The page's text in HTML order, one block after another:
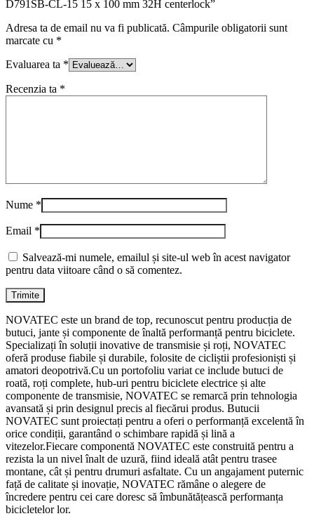
D791SB-CL-15 15 x 100 mm 32H centerlock”
Adresa ta de email nu va fi publicată. Câmpurile obligatorii sunt
marcate cu *
Evaluarea ta *
Recenzia ta *
Nume *
Email *
Salvează-mi numele, emailul și site-ul web în acest navigator
pentru data viitoare când o să comentez.
NOVATEC este un brand de top, recunoscut pentru producția de
butuci, jante și componente de înaltă performanță pentru biciclete.
Specializați în soluții inovative de transmisie și roți, NOVATEC
oferă produse fiabile și durabile, folosite de cicliștii profesioniști și
amatori deopotrivă.Cu un portofoliu variat ce include butuci de
roată, roți complete, hub-uri pentru biciclete electrice și alte
componente de transmisie, NOVATEC se remarcă prin tehnologia
avansată și prin designul precis al fiecărui produs. Butucii
NOVATEC sunt proiectați pentru a oferi o performanță excelentă în
orice condiții, garantând o schimbare rapidă și lină a
vitezelor.Fiecare componentă NOVATEC este construită pentru a
rezista la un nivel înalt de uzură, fiind ideală atât pentru trasee
montane, cât și pentru drumuri asfaltate. Cu un angajament puternic
față de calitate și inovație, NOVATEC rămâne o alegere de
încredere pentru cei care doresc să îmbunătățească performanța
bicicletelor lor.